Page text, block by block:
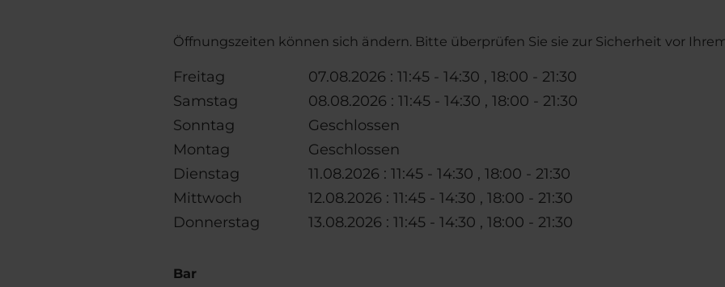
Öffnungszeiten können sich ändern. Bitte überprüfen Sie sie zur Sicherheit vor
Freitag
07.08.2026 : 11:45 - 14:30 , 18:00 - 21:30
Samstag
08.08.2026 : 11:45 - 14:30 , 18:00 - 21:30
Sonntag
Geschlossen
Montag
Geschlossen
Dienstag
11.08.2026 : 11:45 - 14:30 , 18:00 - 21:30
Mittwoch
12.08.2026 : 11:45 - 14:30 , 18:00 - 21:30
Donnerstag
13.08.2026 : 11:45 - 14:30 , 18:00 - 21:30
Bar